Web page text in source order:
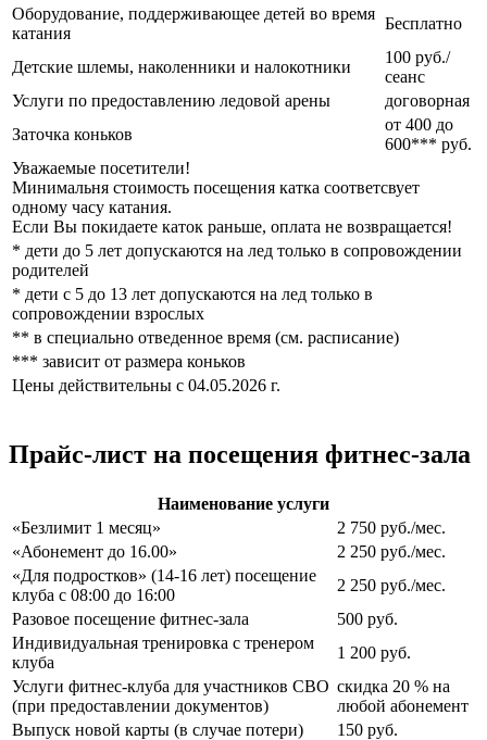
Оборудование, поддерживающее детей во время
катания
Бесплатно
Детские шлемы, наколенники и налокотники
100 руб./
сеанс
Услуги по предоставлению ледовой арены
договорная
Заточка коньков
от 400 до
600*** руб.
Уважаемые посетители!
Минимальня стоимость посещения катка соответсвует
одному часу катания.
Если Вы покидаете каток раньше, оплата не возвращается!
* дети до 5 лет допускаются на лед только в сопровождении
родителей
* дети с 5 до 13 лет допускаются на лед только в
сопровождении взрослых
** в специально отведенное время (см. расписание)
*** зависит от размера коньков
Цены действительны с 04.05.2026 г.
Прайс-лист на посещения фитнес-зала
Наименование услуги
«Безлимит 1 месяц»
2 750 руб./мес.
«Абонемент до 16.00»
2 250 руб./мес.
«Для подростков» (14-16 лет) посещение
клуба с 08:00 до 16:00
2 250 руб./мес.
Разовое посещение фитнес-зала
500 руб.
Индивидуальная тренировка с тренером
клуба
1 200 руб.
Услуги фитнес-клуба для участников СВО
(при предоставлении документов)
скидка 20 % на
любой абонемент
Выпуск новой карты (в случае потери)
150 руб.